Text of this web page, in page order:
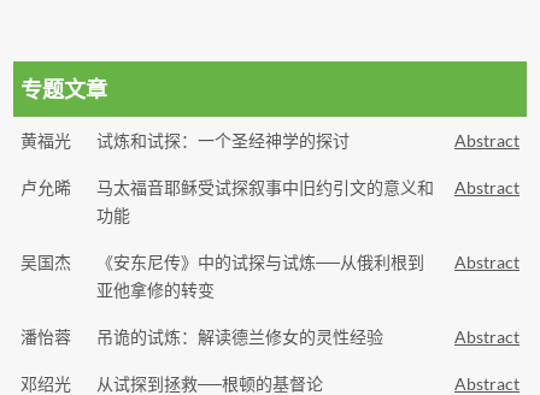
专题文章
黄福光 试炼和试探：一个圣经神学的探讨 Abstract
卢允晞
马太福音耶稣受试探叙事中旧约引文的意义和
功能
Abstract
吴国杰
《安东尼传》中的试探与试炼──从俄利根到
亚他拿修的转变
Abstract
潘怡蓉 吊诡的试炼：解读德兰修女的灵性经验 Abstract
邓绍光 从试探到拯救──根顿的基督论 Abstract